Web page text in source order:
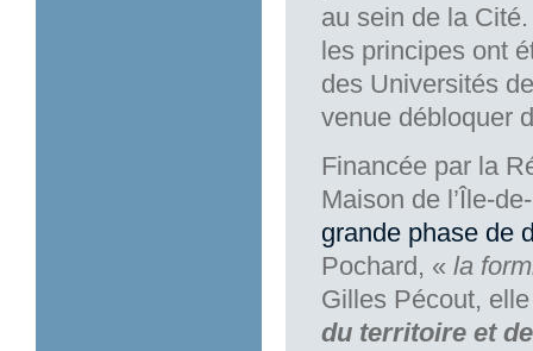
au sein de la
les principes ont
des Universités
venue débloquer
Financée par la
Maison de l’Île-
grande phase de
Pochard, « la
Gilles Pécout,
du territoire et